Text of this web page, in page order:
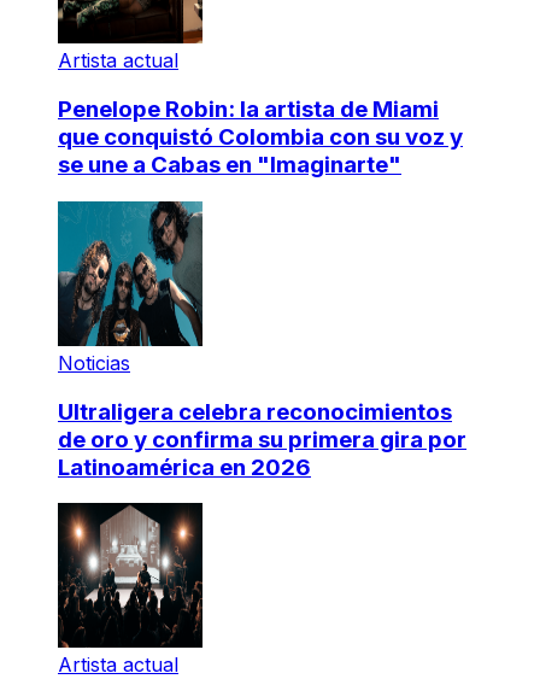
Artista actual
Penelope Robin: la artista de Miami
que conquistó Colombia con su voz y
se une a Cabas en "Imaginarte"
Noticias
Ultraligera celebra reconocimientos
de oro y confirma su primera gira por
Latinoamérica en 2026
Artista actual